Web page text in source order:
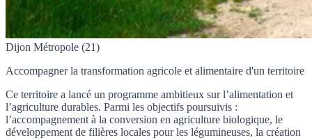
Dijon Métropole (21)
Accompagner la transformation agricole et alimentaire d'un territoire
Ce territoire a lancé un programme ambitieux sur l’alimentation et
l’agriculture durables. Parmi les objectifs poursuivis :
l’accompagnement à la conversion en agriculture biologique, le
développement de filières locales pour les légumineuses, la création